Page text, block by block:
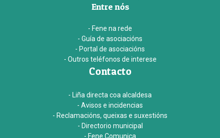
Entre nós
- Fene na rede
- Guía de asociacións
- Portal de asociacións
- Outros teléfonos de interese
Contacto
- Liña directa coa alcaldesa
- Avisos e incidencias
- Reclamacións, queixas e suxestións
- Directorio municipal
- Fene Comunica